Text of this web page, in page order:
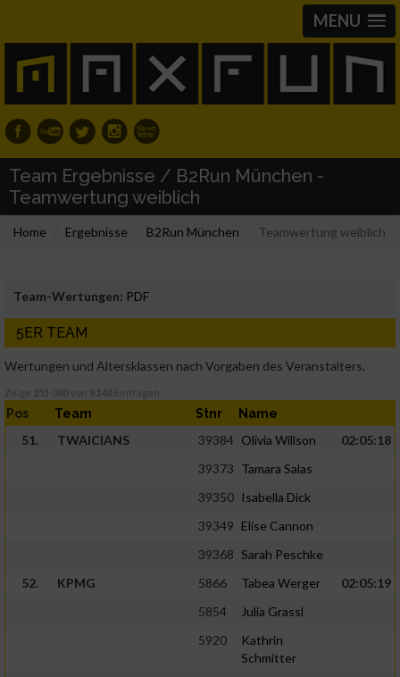
MENU
Team Ergebnisse / B2Run München -
Teamwertung weiblich
Home Ergebnisse B2Run München Teamwertung weiblich
Team-Wertungen: PDF
5ER TEAM
Wertungen und Altersklassen nach Vorgaben des Veranstalters.
Zeige 251-300 von 9.140 Einträgen.
Pos Team Stnr Name
51. TWAICIANS 39384 Olivia Willson
02:05:18
39373 Tamara Salas
39350 Isabella Dick
39349 Elise Cannon
39368 Sarah Peschke
52.
KPMG 5866 Tabea Werger
02:05:19
5854
Julia Grassl
5920
Kathrin
Schmitter